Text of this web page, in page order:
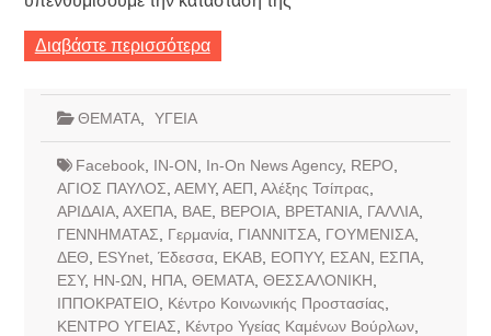
Διαβάστε περισσότερα
ΘΕΜΑΤΑ, ΥΓΕΙΑ
Facebook, IN-ON In-On News Agency, REPO
ΑΓΙΟΣ ΠΑΥΛΟΣ ΑΕΜΥ, ΑΕΠ Αλέξης Τσίπρας
ΑΡΙΔΑΙΑ, ΑΧΕΠΑ, ΒΑΕ, ΒΕΡΟΙΑ, ΒΡΕΤΑΝΙΑ, ΓΑΛΛΙΑ,
ΓΕΝΝΗΜΑΤΑΣ
Γερμανία, ΓΙΑΝΝΙΤΣΑ, ΓΟΥΜΕΝΙΣΑ,
ΔΕΘ
ΕSYnet, Έδεσσα, ΕΚΑΒ, ΕΟΠΥΥ, ΕΣΑΝ ΕΣΠΑ,
ΕΣΥ, ΗΝ-ΩΝ ΗΠΑ, ΘΕΜΑΤΑ, ΘΕΣΣΑΛΟΝΙΚΗ
ΙΠΠΟΚΡΑΤΕΙΟ
Κέντρο Κοινωνικής Προστασίας
ΚΕΝΤΡΟ ΥΓΕΙΑΣ
Κέντρο Υγείας Καμένων Βούρλων,